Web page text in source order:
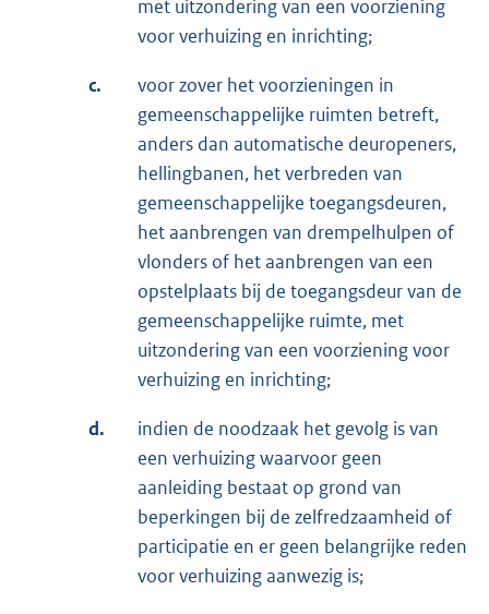
met uitzondering van een voorziening
voor verhuizing en inrichting;
c.
voor zover het voorzieningen in
gemeenschappelijke ruimten betreft,
anders dan automatische deuropeners,
hellingbanen, het verbreden van
gemeenschappelijke toegangsdeuren,
het aanbrengen van drempelhulpen of
vlonders of het aanbrengen van een
opstelplaats bij de toegangsdeur van de
gemeenschappelijke ruimte, met
uitzondering van een voorziening voor
verhuizing en inrichting;
d.
indien de noodzaak het gevolg is van
een verhuizing waarvoor geen
aanleiding bestaat op grond van
beperkingen bij de zelfredzaamheid of
participatie en er geen belangrijke reden
voor verhuizing aanwezig is;